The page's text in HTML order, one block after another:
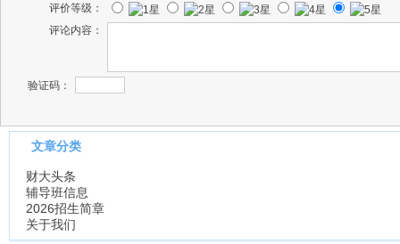
评价等级：
评论内容：
验证码：
文章分类
财大头条
辅导班信息
2026招生简章
关于我们